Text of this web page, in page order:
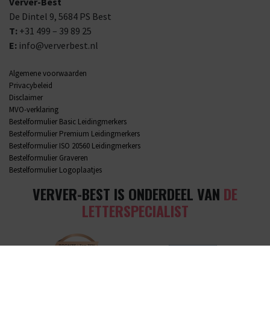
De Dintel 9, 5684 PS Best
T: +31 499 – 39 89 25
E: info@ververbest.nl
Algemene voorwaarden
Privacybeleid
Disclaimer
MVO-verklaring
Bestelformulier Basic Leidingmerkers
Bestelformulier Premium Leidingmerkers
Bestelformulier ISO 20560 Leidingmerkers
Bestelformulier Graveren
Bestelformulier Logoplaatjes
VERVER-BEST IS ONDERDEEL VAN DE
LETTERSPECIALIST